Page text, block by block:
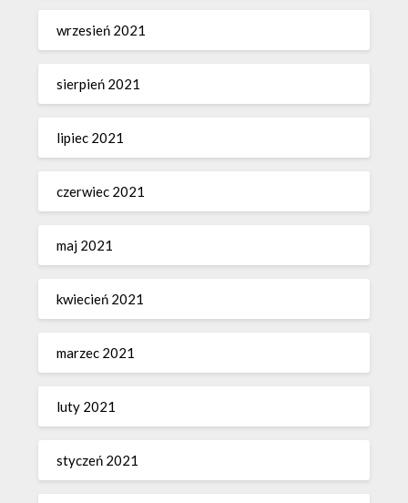
wrzesień 2021
sierpień 2021
lipiec 2021
czerwiec 2021
maj 2021
kwiecień 2021
marzec 2021
luty 2021
styczeń 2021